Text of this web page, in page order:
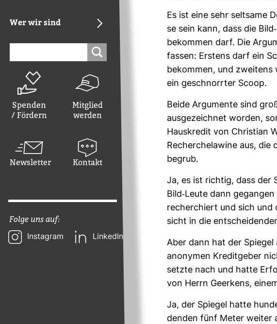
Wer wir sind
Spenden
/ Fördern
Mitglied
werden
Newsletter Kontakt
Folge uns auf:
Instagram LinkedIn
Es ist eine sehr selt­same
se sein kann, dass die
bekommen darf. Die
fassen: Ers­tens darf ein
bekommen, und zwei­tens
ein geschnorrter Scoop.
Beide Argu­mente sind
aus­ge­zeichnet worden,
Haus­kredit von Chris­tian
Recher­che­la­wine aus, die
begrub.
Ja, es ist richtig, dass der
Bild-​Leute dann
recher­chiert und sich und
sicht in die
Aber dann hat der
anonymen Kre­dit­geber
setzte nach und hatte
von Herrn Geer­kens,
Ja, der Spiegel hatte
denden fünf Meter weiter